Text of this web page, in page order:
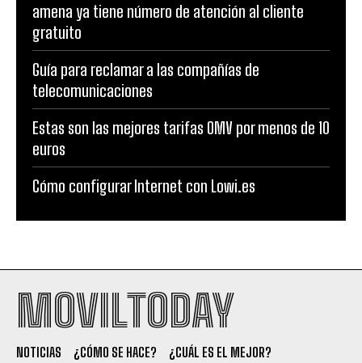
amena ya tiene número de atención al cliente
gratuito
Guía para reclamar a las compañías de
telecomunicaciones
Estas son las mejores tarifas OMV por menos de 10
euros
Cómo configurar Internet con Lowi.es
MOVILTODAY
NOTICIAS ¿CÓMO SE HACE?
¿CUÁL ES EL MEJOR?